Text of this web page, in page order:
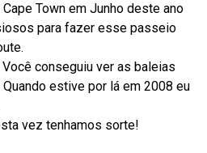
Town em Junho deste ano
para fazer esse passeio
conseguiu ver as baleias
estive por lá em 2008 eu
vez tenhamos sorte!